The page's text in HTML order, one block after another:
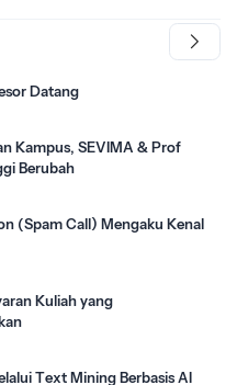
Datang
Kampus, SEVIMA & Prof
Berubah
(Spam Call) Mengaku Kenal
Kuliah yang
Text Mining Berbasis AI